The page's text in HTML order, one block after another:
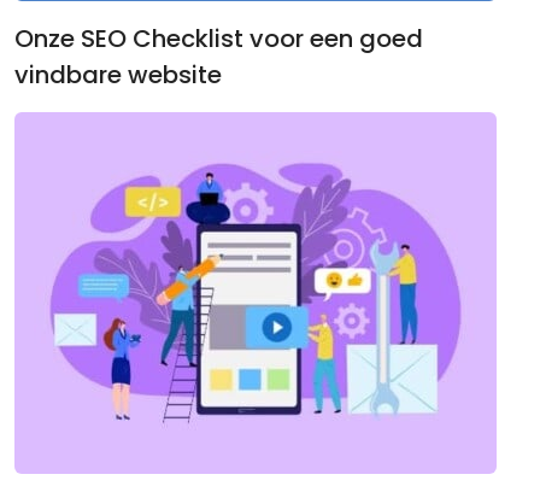
Onze SEO Checklist voor een goed
vindbare website